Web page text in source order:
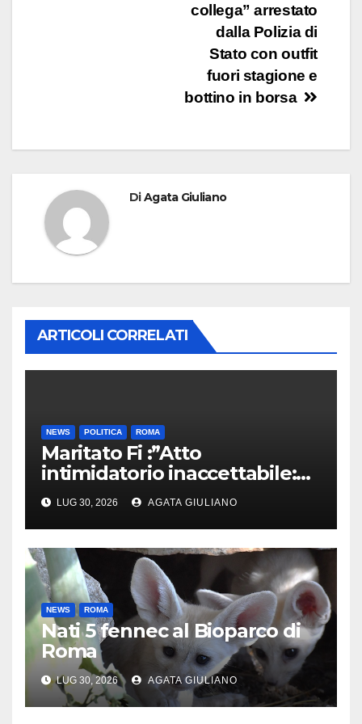
collega” arrestato
dalla Polizia di
Stato con outfit
fuori stagione e
bottino in borsa
DiAgata Giuliano
ARTICOLI CORRELATI
NEWS POLITICA ROMA
Maritato Fi :”Atto
intimidatorio inaccettabile:
ferma condanna contro ogni
forma di violenza e degrado”
LUG 30, 2026 AGATA GIULIANO
NEWS ROMA
Nati 5 fennec al Bioparco di
Roma
LUG 30, 2026 AGATA GIULIANO